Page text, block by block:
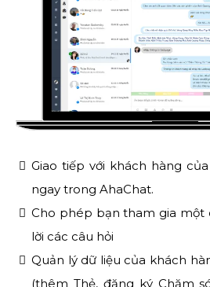
Giao tiếp với khách hàng
ngay trong AhaChat.
Cho phép bạn tham gia một
lời các câu hỏi
Quản lý dữ liệu của khách
(thêm Thẻ, đăng ký Chăm